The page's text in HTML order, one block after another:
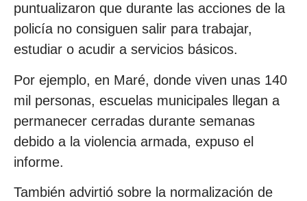
puntualizaron que durante las acciones de la
policía no consiguen salir para trabajar,
estudiar o acudir a servicios básicos.
Por ejemplo, en Maré, donde viven unas 140
mil personas, escuelas municipales llegan a
permanecer cerradas durante semanas
debido a la violencia armada, expuso el
informe.
También advirtió sobre la normalización de